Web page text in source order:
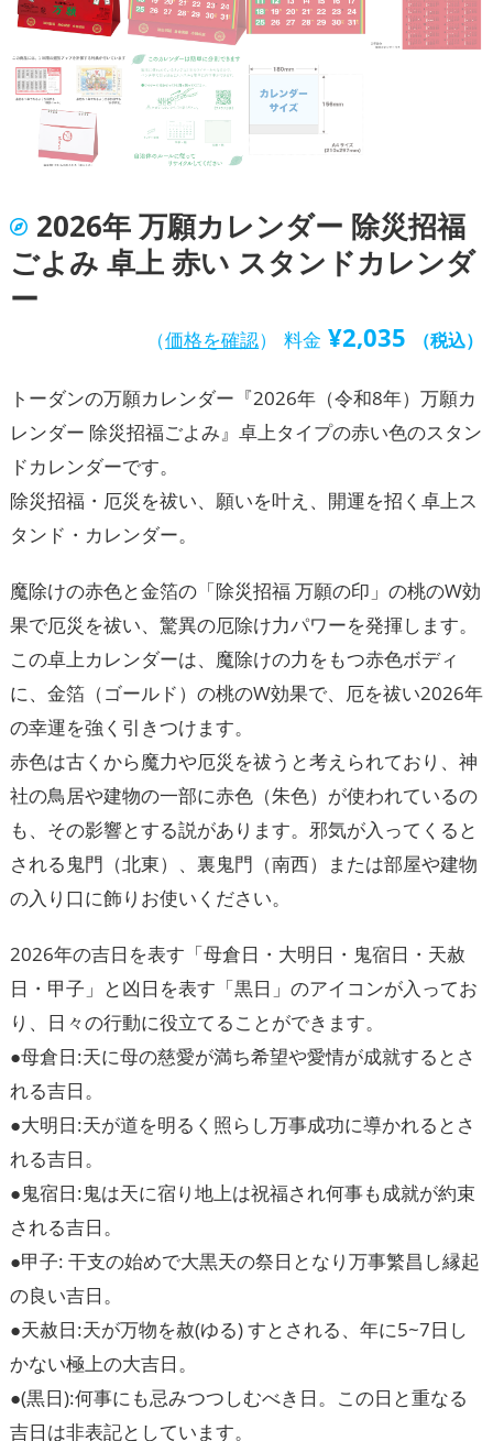
2026年 万願カレンダー 除災招福
ごよみ 卓上 赤い スタンドカレンダ
ー
（価格を確認） 料金 ¥2,035 （税込）
トーダンの万願カレンダー『2026年（令和8年）万願カ
レンダー 除災招福ごよみ』卓上タイプの赤い色のスタン
ドカレンダーです。
除災招福・厄災を祓い、願いを叶え、開運を招く卓上ス
タンド・カレンダー。
魔除けの赤色と金箔の「除災招福 万願の印」の桃のW効
果で厄災を祓い、驚異の厄除け力パワーを発揮します。
この卓上カレンダーは、魔除けの力をもつ赤色ボディ
に、金箔（ゴールド）の桃のW効果で、厄を祓い2026年
の幸運を強く引きつけます。
赤色は古くから魔力や厄災を祓うと考えられており、神
社の鳥居や建物の一部に赤色（朱色）が使われているの
も、その影響とする説があります。邪気が入ってくると
される鬼門（北東）、裏鬼門（南西）または部屋や建物
の入り口に飾りお使いください。
2026年の吉日を表す「母倉日・大明日・鬼宿日・天赦
日・甲子」と凶日を表す「黒日」のアイコンが入ってお
り、日々の行動に役立てることができます。
●母倉日:天に母の慈愛が満ち希望や愛情が成就するとさ
れる吉日。
●大明日:天が道を明るく照らし万事成功に導かれるとさ
れる吉日。
●鬼宿日:鬼は天に宿り地上は祝福され何事も成就が約束
される吉日。
●甲子: 干支の始めで大黒天の祭日となり万事繁昌し縁起
の良い吉日。
●天赦日:天が万物を赦(ゆる) すとされる、年に5~7日し
かない極上の大吉日。
●(黒日):何事にも忌みつつしむべき日。この日と重なる
吉日は非表記としています。